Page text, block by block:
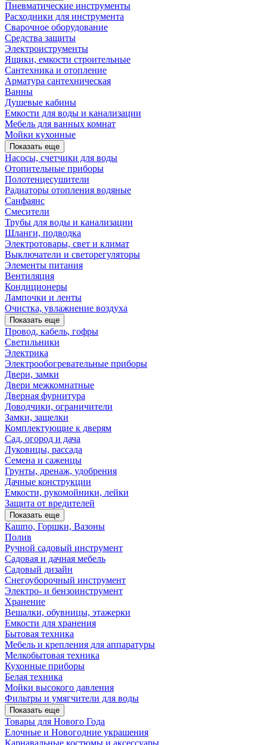
Пневматические инструменты
Расходники для инструмента
Сварочное оборудование
Средства защиты
Электроиструменты
Ящики, емкости строительные
Сантехника и отопление
Арматура сантехническая
Ванны
Душевые кабины
Емкости для воды и канализации
Мебель для ванных комнат
Мойки кухонные
Показать еще
Насосы, счетчики для воды
Отопительные приборы
Полотенцесушители
Радиаторы отопления водяные
Санфаянс
Смесители
Трубы для воды и канализации
Шланги, подводка
Электротовары, свет и климат
Выключатели и светорегуляторы
Элементы питания
Вентиляция
Кондиционеры
Лампочки и ленты
Очистка, увлажнение воздуха
Показать еще
Провод, кабель, гофры
Светильники
Электрика
Электрообогревательные приборы
Двери, замки
Двери межкомнатные
Дверная фурнитура
Доводчики, ограничители
Замки, защелки
Комплектующие к дверям
Сад, огород и дача
Луковицы, рассада
Семена и саженцы
Грунты, дренаж, удобрения
Дачные конструкции
Емкости, рукомойники, лейки
Защита от вредителей
Показать еще
Кашпо, Горшки, Вазоны
Полив
Ручной садовый инструмент
Садовая и дачная мебель
Садовый дизайн
Снегоуборочный инструмент
Электро- и бензоинструмент
Хранение
Вешалки, обувницы, этажерки
Емкости для хранения
Бытовая техника
Мебель и крепления для аппаратуры
Мелкобытовая техника
Кухонные приборы
Белая техника
Мойки высокого давления
Фильтры и умягчители для воды
Показать еще
Товары для Нового Года
Елочные и Новогодние украшения
Карнавальные костюмы и аксессуары